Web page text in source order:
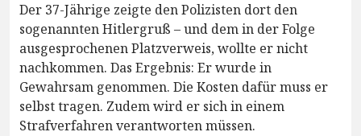
Der 37-Jährige zeigte den Polizisten dort den
sogenannten Hitlergruß – und dem in der Folge
ausgesprochenen Platzverweis, wollte er nicht
nachkommen. Das Ergebnis: Er wurde in
Gewahrsam genommen. Die Kosten dafür muss er
selbst tragen. Zudem wird er sich in einem
Strafverfahren verantworten müssen.